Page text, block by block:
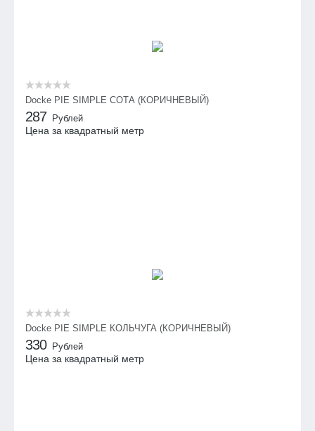
Docke PIE SIMPLE СОТА (КОРИЧНЕВЫЙ)
287 Рублей
Цена за квадратный метр
Docke PIE SIMPLE КОЛЬЧУГА (КОРИЧНЕВЫЙ)
330 Рублей
Цена за квадратный метр